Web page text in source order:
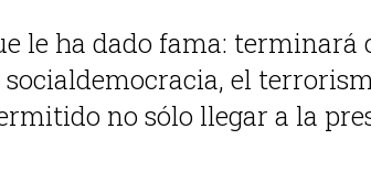
le ha dado fama:
el
no sólo llegar a la